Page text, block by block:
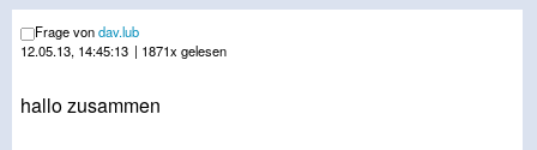
Frage vondav.lub
12.05.13, 14:45:13 | 1871x gelesen
hallo zusammen